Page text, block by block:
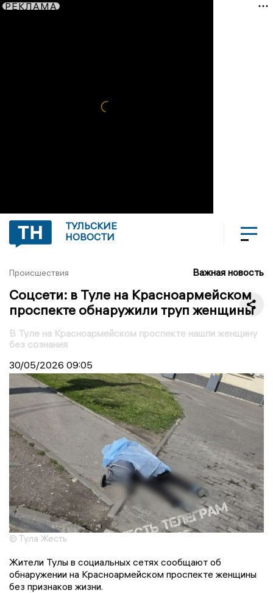
РЕКЛАМА
ТУЛЬСКИЕ
НОВОСТИ
Происшествия Важная новость
Соцсети: в Туле на Красноармейском
проспекте обнаружили труп женщины
В Туле на Красноармейском проспекте нашли женщину
без сознания
30/05/2026 09:05
© Тула Жесть
Жители Тулы в социальных сетях сообщают об
обнаружении на Красноармейском проспекте женщины
без признаков жизни.